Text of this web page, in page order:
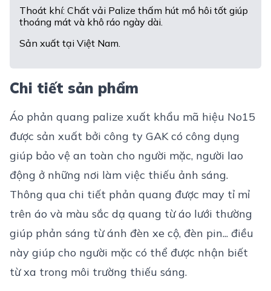
Thoát khí: Chất vải Palize thấm hút mồ hôi tốt giúp
thoáng mát và khô ráo ngày dài.
Sản xuất tại Việt Nam.
Chi tiết sản phẩm
Áo phản quang palize xuất khẩu mã hiệu No15
được sản xuất bởi công ty GAK có công dụng
giúp bảo vệ an toàn cho người mặc, người lao
động ở những nơi làm việc thiếu ảnh sáng.
Thông qua chi tiết phản quang được may tỉ mỉ
trên áo và màu sắc dạ quang từ áo lưới thường
giúp phản sáng từ ánh đèn xe cộ, đèn pin... điều
này giúp cho người mặc có thể được nhận biết
từ xa trong môi trường thiếu sáng.